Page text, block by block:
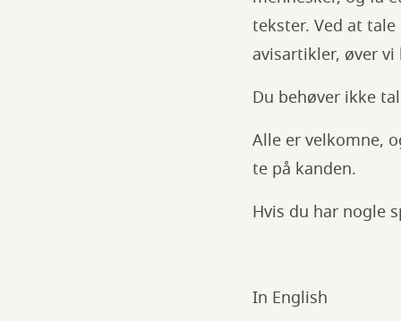
tekster. Ved at
avisartikler, øver
Du behøver ikke
Alle er velkomne,
te på kanden.
Hvis du har nogle
In English